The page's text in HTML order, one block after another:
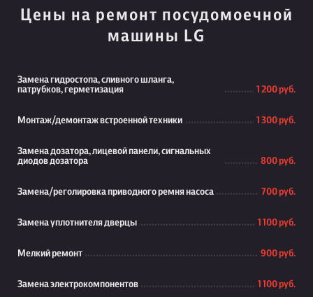
Цены на ремонт посудомоечной
машины LG
Замена гидростопа, сливного шланга,
патрубков, герметизация
1 200 руб.
Монтаж/демонтаж встроенной техники 1 300 руб.
Замена дозатора, лицевой панели, сигнальных
диодов дозатора
800 руб.
Замена/реголировка приводного ремня насоса 700 руб.
Замена уплотнителя дверцы 1 100 руб.
Мелкий ремонт 900 руб.
Замена электрокомпонентов 1 100 руб.